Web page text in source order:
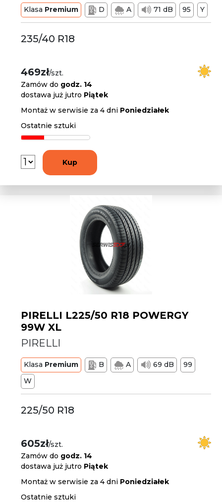
Klasa Premium D A 71 dB 95 Y
235/40 R18
469zł/szt.
Zamów do godz. 14
dostawa już jutro Piątek
Montaż w serwisie za 4 dni Poniedziałek
Ostatnie sztuki
Kup
PIRELLI L225/50 R18 POWERGY
99W XL
PIRELLI
Klasa Premium B A 69 dB
99
W
225/50 R18
605zł/szt.
Zamów do godz. 14
dostawa już jutro Piątek
Montaż w serwisie za 4 dni Poniedziałek
Ostatnie sztuki